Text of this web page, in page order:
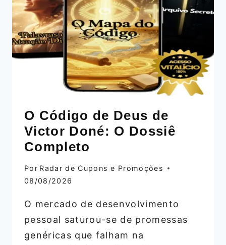
HERESIAS
O Código de Deus de
Victor Doné: O Dossiê
Completo
Por Radar de Cupons e Promoções
08/08/2026
O mercado de desenvolvimento
pessoal saturou-se de promessas
genéricas que falham na